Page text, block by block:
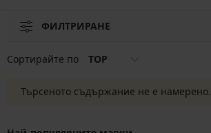
ФИЛТРИРАНЕ
Сортирайте по TOP
Търсеното съдържание не е намерено.